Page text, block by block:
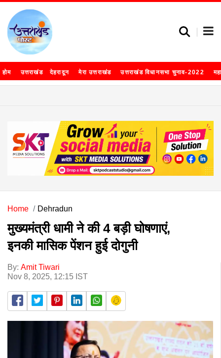
होम उत्तराखंड देहरादून मेरा उत्तराखंड उत्तराखंड विधानसभा चुनाव-2022
Home Dehradun
मुख्यमंत्री धामी ने की 4 बड़ी घोषणाएं,
इनकी मासिक पेंशन हुई दोगुनी
By: Amit Tiwari
Nov 8, 2025, 12:15 IST